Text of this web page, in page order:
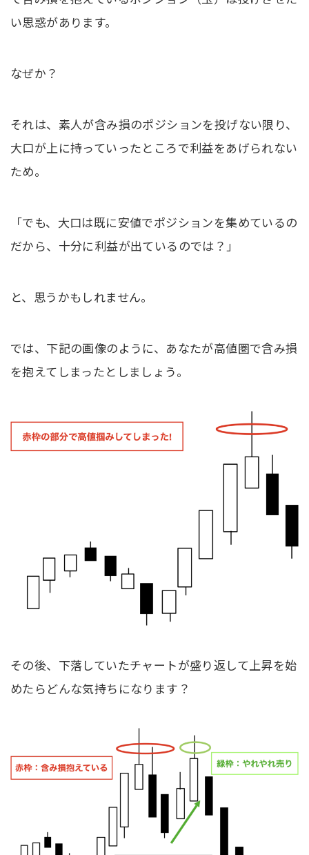
い思惑があります。
なぜか？
それは、素人が含み損のポジションを投げない限り、
大口が上に持っていったところで利益をあげられない
ため。
「でも、大口は既に安値でポジションを集めているの
だから、十分に利益が出ているのでは？」
と、思うかもしれません。
では、下記の画像のように、あなたが高値圏で含み損
を抱えてしまったとしましょう。
その後、下落していたチャートが盛り返して上昇を始
めたらどんな気持ちになります？